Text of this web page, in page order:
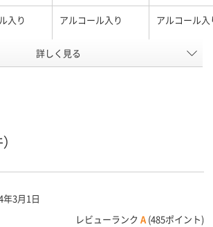
入り アルコール入り アルコール入
ボトル
詳しく見る
年3月1日
レビューランク A (485ポイント)